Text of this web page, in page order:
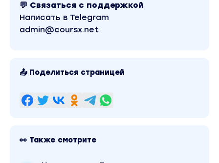
выравнивая отношение к желанию.
7. По запросу, окружает нас потоком
волшебства.
двух занятий:
взаимодействовать и обучать его работать
💬 Связаться с поддержкой
Написать в Telegram
admin@coursx.net
📤 Поделиться страницей
👀 Также смотрите